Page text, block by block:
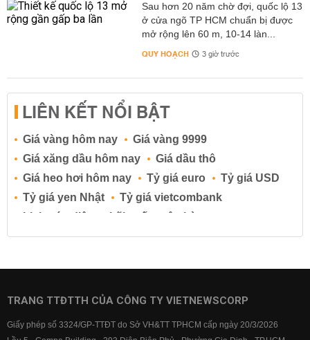
Sau hơn 20 năm chờ đợi, quốc lộ 13
ở cửa ngõ TP HCM chuẩn bị được
mở rộng lên 60 m, 10-14 làn...
QUY HOẠCH 3 giờ trước
LIÊN KẾT NỔI BẬT
Giá vàng hôm nay
Giá vàng 9999
Giá xăng dầu hôm nay
Giá dầu thô
Giá heo hơi hôm nay
Tỷ giá euro
Tỷ giá USD
Tỷ giá yen Nhật
Tỷ giá vietcombank
Lịch cúp điện
Lãi suất ngân hàng
Lãi suất tiết kiệm
Lãi suất tiền gửi
Lãi suất ngân hàng BIDV
Lãi suất ngân hàng Vietcombank
TRANG TTĐTTH CỦA CÔNG TY VIETNEWSCORP
Giấy phép số 3324/GP-TTĐT do Sở VH&TT TPHCM cấp ngày 20/3/2026